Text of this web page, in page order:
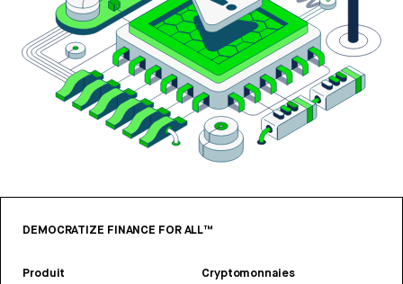
DEMOCRATIZE FINANCE FOR ALL™
Produit Cryptomonnaies